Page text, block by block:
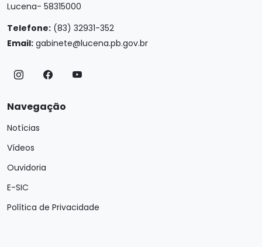
Lucena- 58315000
Telefone: (83) 32931-352
Email: gabinete@lucena.pb.gov.br
Navegação
Notícias
Vídeos
Ouvidoria
E-SIC
Política de Privacidade